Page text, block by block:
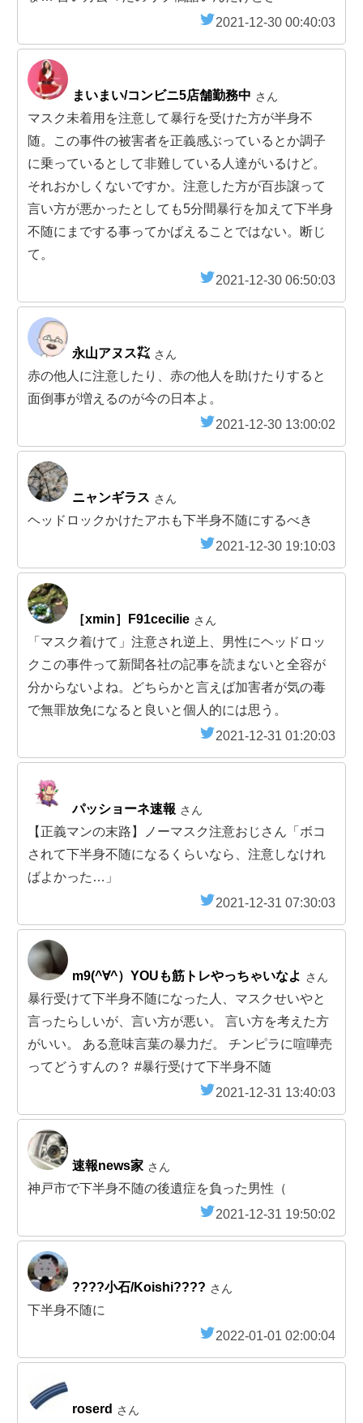
2021-12-30 00:40:03
まいまい/コンビニ5店舗勤務中 さん
マスク未着用を注意して暴行を受けた方が半身不
随。この事件の被害者を正義感ぶっているとか調子
に乗っているとして非難している人達がいるけど。
それおかしくないですか。注意した方が百歩譲って
言い方が悪かったとしても5分間暴行を加えて下半身
不随にまでする事ってかばえることではない。断じ
て。
2021-12-30 06:50:03
永山アヌス㌠ さん
赤の他人に注意したり、赤の他人を助けたりすると
面倒事が増えるのが今の日本よ。
2021-12-30 13:00:02
ニャンギラス さん
ヘッドロックかけたアホも下半身不随にするべき
2021-12-30 19:10:03
［xmin］F91cecilie さん
「マスク着けて」注意され逆上、男性にヘッドロッ
クこの事件って新聞各社の記事を読まないと全容が
分からないよね。どちらかと言えば加害者が気の毒
で無罪放免になると良いと個人的には思う。
2021-12-31 01:20:03
パッショーネ速報 さん
【正義マンの末路】ノーマスク注意おじさん「ボコ
されて下半身不随になるくらいなら、注意しなけれ
ばよかった…」
2021-12-31 07:30:03
m9(^∀^）YOUも筋トレやっちゃいなよ さん
暴行受けて下半身不随になった人、マスクせいやと
言ったらしいが、言い方が悪い。 言い方を考えた方
がいい。 ある意味言葉の暴力だ。 チンピラに喧嘩売
ってどうすんの？ #暴行受けて下半身不随
2021-12-31 13:40:03
速報news家 さん
神戸市で下半身不随の後遺症を負った男性（
2021-12-31 19:50:02
????小石/Koishi???? さん
下半身不随に
2022-01-01 02:00:04
roserd さん